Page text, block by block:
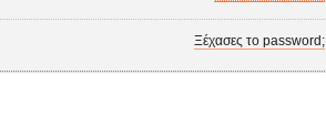
Ξέχασες το password;